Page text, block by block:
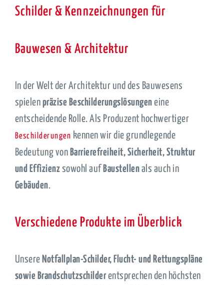
Schilder & Kennzeichnungen für
Bauwesen & Architektur
In der Welt der Architektur und des Bauwesens
spielen präzise Beschilderungslösungen eine
entscheidende Rolle. Als Produzent hochwertiger
Beschilderungen kennen wir die grundlegende
Bedeutung von Barrierefreiheit, Sicherheit, Struktur
und Effizienz sowohl auf Baustellen als auch in
Gebäuden.
Verschiedene Produkte im Überblick
Unsere Notfallplan-Schilder, Flucht- und Rettungspläne
sowie Brandschutzschilderentsprechen den höchsten